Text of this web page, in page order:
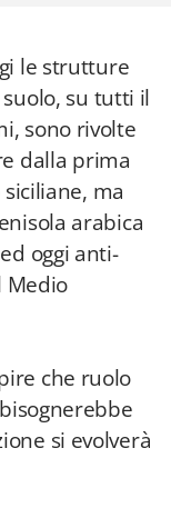
le strutture
su tutti il
sono rivolte
dalla prima
ma
arabica
oggi anti-
Medio
che ruolo
si evolverà